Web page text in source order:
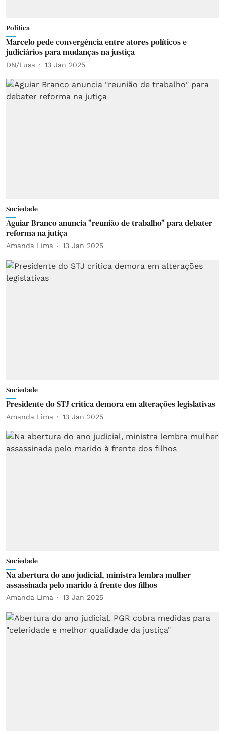
Política
Marcelo pede convergência entre atores políticos e
judiciários para mudanças na justiça
DN/Lusa 13 Jan 2025
Sociedade
Aguiar Branco anuncia "reunião de trabalho" para debater
reforma na jutiça
Amanda Lima 13 Jan 2025
Sociedade
Presidente do STJ critica demora em alterações legislativas
Amanda Lima 13 Jan 2025
Sociedade
Na abertura do ano judicial, ministra lembra mulher
assassinada pelo marido à frente dos filhos
Amanda Lima 13 Jan 2025